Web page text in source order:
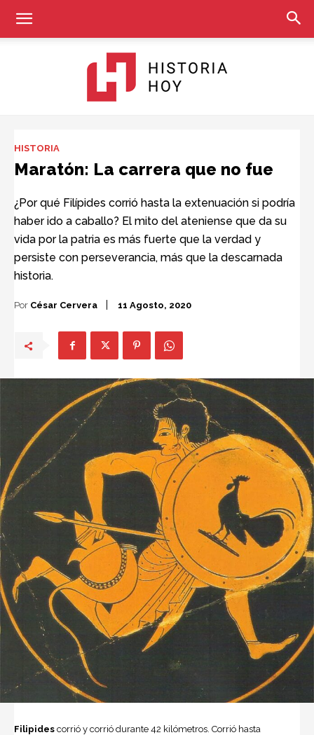
Hoy
HISTORIA
Maratón: La carrera que no fue
¿Por qué Filípides corrió hasta la extenuación si podría
haber ido a caballo? El mito del ateniense que da su
vida por la patria es más fuerte que la verdad y
persiste con perseverancia, más que la descarnada
historia.
Por César Cervera 11 Agosto, 2020
Filipides corrió y corrió durante 42 kilómetros. Corrió hasta